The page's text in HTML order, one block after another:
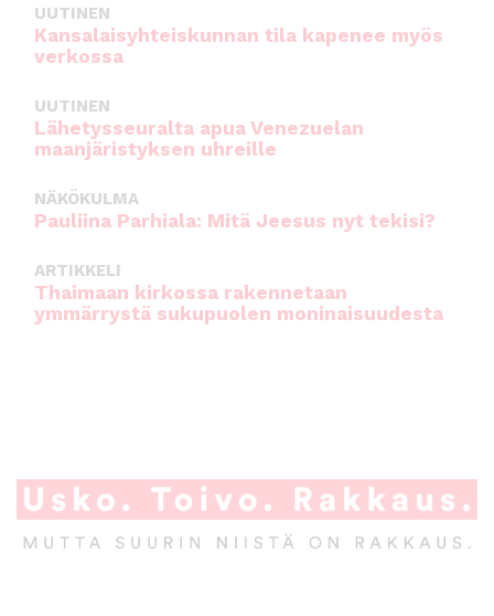
UUTINEN
Kansalaisyhteiskunnan tila kapenee myös
verkossa
UUTINEN
Lähetysseuralta apua Venezuelan
maanjäristyksen uhreille
NÄKÖKULMA
Pauliina Parhiala: Mitä Jeesus nyt tekisi?
ARTIKKELI
Thaimaan kirkossa rakennetaan
ymmärrystä sukupuolen moninaisuudesta